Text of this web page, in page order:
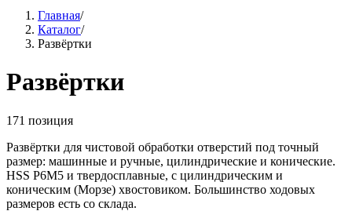
Главная/
Каталог/
Развёртки
Развёртки
171 позиция
Развёртки для чистовой обработки отверстий под точный
размер: машинные и ручные, цилиндрические и конические.
HSS Р6М5 и твердосплавные, с цилиндрическим и
коническим (Морзе) хвостовиком. Большинство ходовых
размеров есть со склада.